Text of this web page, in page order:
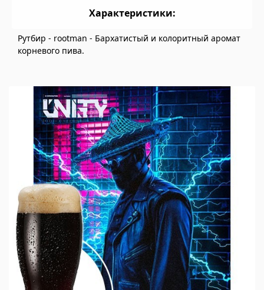
Характеристики:
Рутбир - rootman - Бархатистый и колоритный аромат
корневого пива.